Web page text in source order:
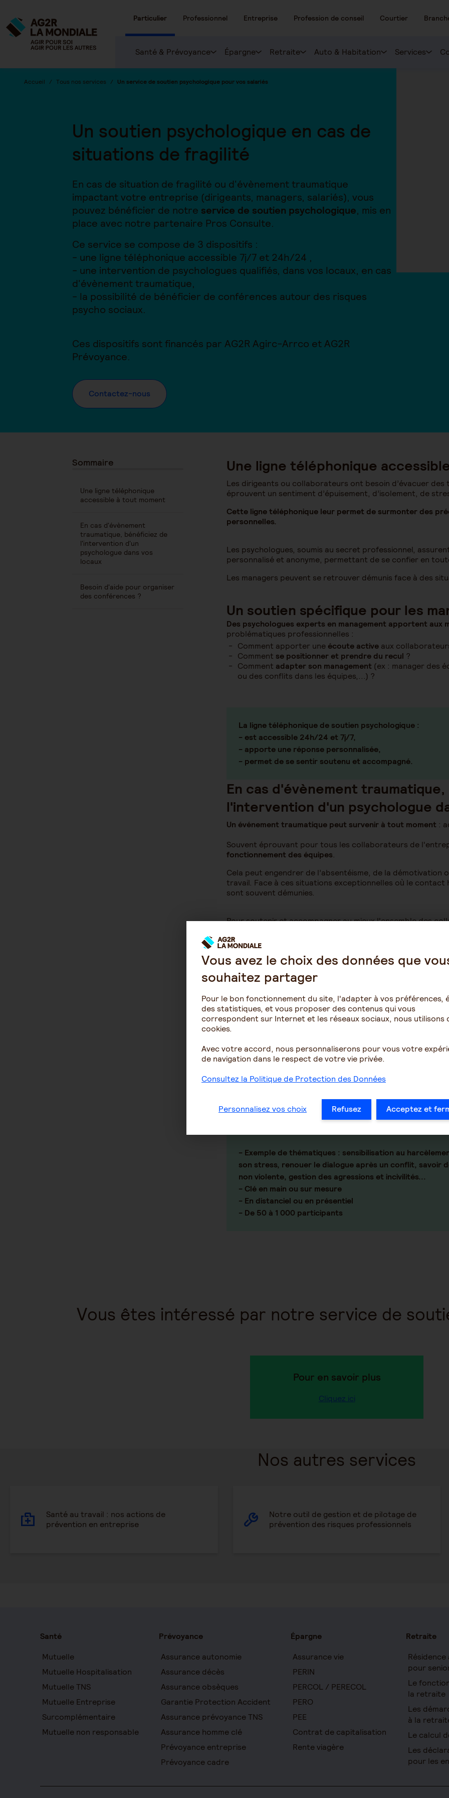
Particulier Professionnel Entreprise Profession de conseil Courtier
Santé & Prévoyance Épargne Retraite Auto & Habitation Services
Accueil Tous nos services Un service de soutien psychologique pour vos salariés
Un soutien psychologique en cas de
situations de fragilité
En cas de situation de fragilité ou d'évènement traumatique
impactant votre entreprise (dirigeants, managers, salariés), vous
pouvez bénéficier de notre service de soutien psychologique, mis en
place avec notre partenaire Pros Consulte.
Ce service se compose de 3 dispositifs :
- une ligne téléphonique accessible 7j/7 et 24h/24 ,
- une intervention de psychologues qualifiés, dans vos locaux, en cas
d'évènement traumatique,
- la possibilité de bénéficier de conférences autour des risques
psycho sociaux.
Ces dispositifs sont financés par AG2R Agirc-Arrco et AG2R
Prévoyance.
Contactez-nous
Sommaire
Une ligne téléphonique
accessible à tout moment
En cas d'évènement
traumatique, bénéficiez de
l'intervention d'un
psychologue dans vos
locaux
Besoin d'aide pour organiser
des conférences ?
Une ligne téléphonique
Les dirigeants ou collaborateurs ont besoin d’évacuer des
éprouvent un sentiment d’épuisement, d’isolement, de
Cette ligne téléphonique leur permet de surmonter des
personnelles.
Les psychologues, soumis au secret professionnel,
personnalisé et anonyme, permettant de se confier en
Les managers peuvent se retrouver démunis face à des
Un soutien spécifique pour les
Des psychologues experts en management apportent aux
problématiques professionnelles :
Comment apporter une écoute active aux
Comment se positionner et prendre du recul ?
Comment adapter son management (ex : manager des
ou des conflits dans les équipes,...) ?
La ligne téléphonique de soutien psychologique :
- est accessible 24h/24 et 7j/7,
- apporte une réponse personnalisée,
- permet de se sentir soutenu et accompagné.
En cas d'évènement
l'intervention d'un psychologue
Un événement traumatique peut survenir à tout moment :
Souvent éprouvant pour tous les collaborateurs de
fonctionnement des équipes.
Cela peut engendrer de l’absentéisme, de la démotivation
travail. Face à ces situations exceptionnelles où le contact
sont souvent démunies.
Pour soutenir et accompagner au mieux l'ensemble des
pour les soutenir et les accompagner.
- Intervention sur site d'un psychologue sous 24/48h
l'entreprise).
- Une prestation offerte par an soumise à un accord
Besoin d'aide pour organiser des
Vous avez envie d'organiser des webinaires ou des
aux risques psycho sociaux
, au sein de votre entreprise.
- Exemple de thématiques : sensibilisation au
son stress, renouer le dialogue après un conflit, savoir
non violente, gestion des agressions et incivilités...
- Clé en main ou sur mesure
- En distanciel ou en présentiel
- De 50 à 1 000 participants
Vous êtes intéressé par notre service de
Pour en savoir plus
Cliquez ici
Nos autres services
Santé au travail : nos actions de
prévention en entreprise
Notre outil de gestion et de pilotage de
prévention des risques professionnels
Santé
Mutuelle
Mutuelle Hospitalisation
Mutuelle TNS
Mutuelle Entreprise
Surcomplémentaire
Mutuelle non responsable
Prévoyance
Assurance autonomie
Assurance décès
Assurance obsèques
Garantie Protection Accident
Assurance prévoyance TNS
Assurance homme clé
Prévoyance entreprise
Prévoyance cadre
Épargne
Assurance vie
PERIN
PERCOL / PERECOL
PERO
PEE
Contrat de capitalisation
Rente viagère
Retraite
pour
Le
la retraite
Les
à la
Le calcul
Les
pour les
Vous avez le choix des données que
souhaitez partager
Pour le bon fonctionnement du site, l'adapter à vos préférences,
des statistiques, et vous proposer des contenus qui vous
correspondent sur Internet et les réseaux sociaux, nous utilisons
cookies.
Avec votre accord, nous personnaliserons pour vous votre
de navigation dans le respect de votre vie privée.
Consultez la Politique de Protection des Données
Personnalisez vos choix Refusez Acceptez et